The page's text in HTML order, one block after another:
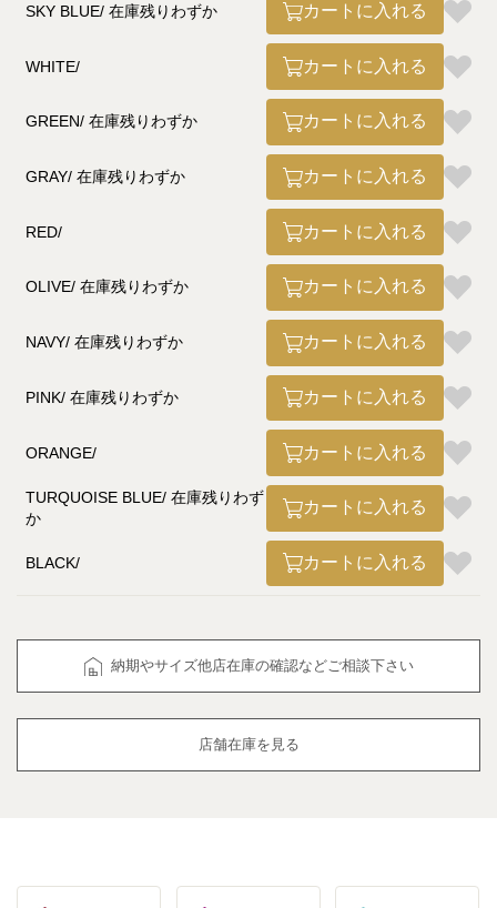
SKY BLUE 在庫残りわずか カートに入れる
WHITE カートに入れる
GREEN 在庫残りわずか カートに入れる
GRAY 在庫残りわずか カートに入れる
RED カートに入れる
OLIVE 在庫残りわずか カートに入れる
NAVY 在庫残りわずか カートに入れる
PINK 在庫残りわずか カートに入れる
ORANGE カートに入れる
TURQUOISE BLUE 在庫残りわず
か
カートに入れる
BLACK カートに入れる
納期やサイズ他店在庫の確認などご相談下さい
店舗在庫を見る